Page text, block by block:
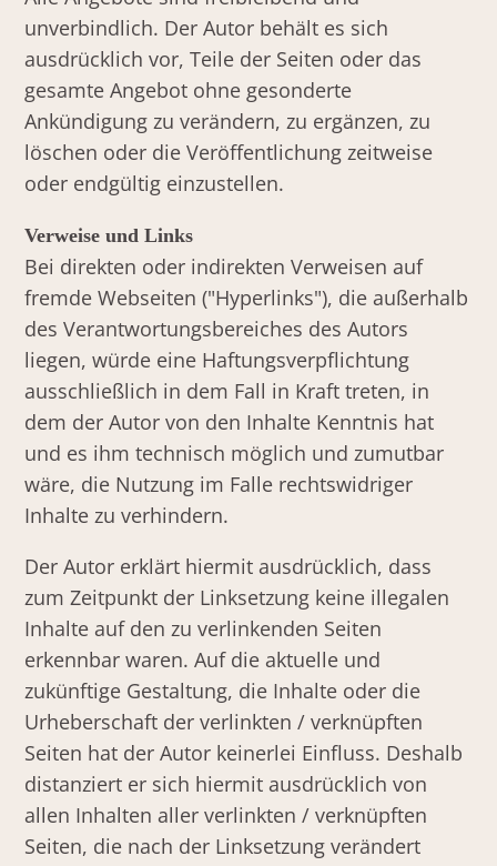
unverbindlich. Der Autor behält es sich
ausdrücklich vor, Teile der Seiten oder das
gesamte Angebot ohne gesonderte
Ankündigung zu verändern, zu ergänzen, zu
löschen oder die Veröffentlichung zeitweise
oder endgültig einzustellen.
Verweise und Links
Bei direkten oder indirekten Verweisen auf
fremde Webseiten ("Hyperlinks"), die außerhalb
des Verantwortungsbereiches des Autors
liegen, würde eine Haftungsverpflichtung
ausschließlich in dem Fall in Kraft treten, in
dem der Autor von den Inhalte Kenntnis hat
und es ihm technisch möglich und zumutbar
wäre, die Nutzung im Falle rechtswidriger
Inhalte zu verhindern.
Der Autor erklärt hiermit ausdrücklich, dass
zum Zeitpunkt der Linksetzung keine illegalen
Inhalte auf den zu verlinkenden Seiten
erkennbar waren. Auf die aktuelle und
zukünftige Gestaltung, die Inhalte oder die
Urheberschaft der verlinkten / verknüpften
Seiten hat der Autor keinerlei Einfluss. Deshalb
distanziert er sich hiermit ausdrücklich von
allen Inhalten aller verlinkten / verknüpften
Seiten, die nach der Linksetzung verändert